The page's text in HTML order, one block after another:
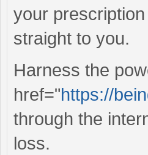
your
straight to you.
Harness the
href="https://
through the
loss.